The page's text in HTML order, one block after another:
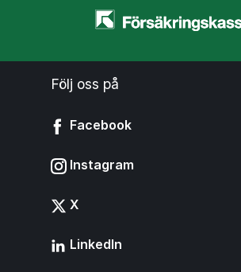
Startsidan
Följ oss på
Facebook
Instagram
X
LinkedIn